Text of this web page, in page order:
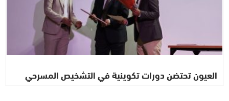
العيون تحتضن دورات تكوينية في التشخيص المسرحي